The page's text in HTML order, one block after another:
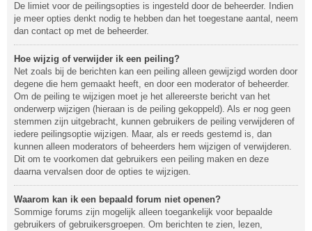
De limiet voor de peilingsopties is ingesteld door de beheerder. Indien
je meer opties denkt nodig te hebben dan het toegestane aantal, neem
dan contact op met de beheerder.
Hoe wijzig of verwijder ik een peiling?
Net zoals bij de berichten kan een peiling alleen gewijzigd worden door
degene die hem gemaakt heeft, en door een moderator of beheerder.
Om de peiling te wijzigen moet je het allereerste bericht van het
onderwerp wijzigen (hieraan is de peiling gekoppeld). Als er nog geen
stemmen zijn uitgebracht, kunnen gebruikers de peiling verwijderen of
iedere peilingsoptie wijzigen. Maar, als er reeds gestemd is, dan
kunnen alleen moderators of beheerders hem wijzigen of verwijderen.
Dit om te voorkomen dat gebruikers een peiling maken en deze
daarna vervalsen door de opties te wijzigen.
Waarom kan ik een bepaald forum niet openen?
Sommige forums zijn mogelijk alleen toegankelijk voor bepaalde
gebruikers of gebruikersgroepen. Om berichten te zien, lezen,